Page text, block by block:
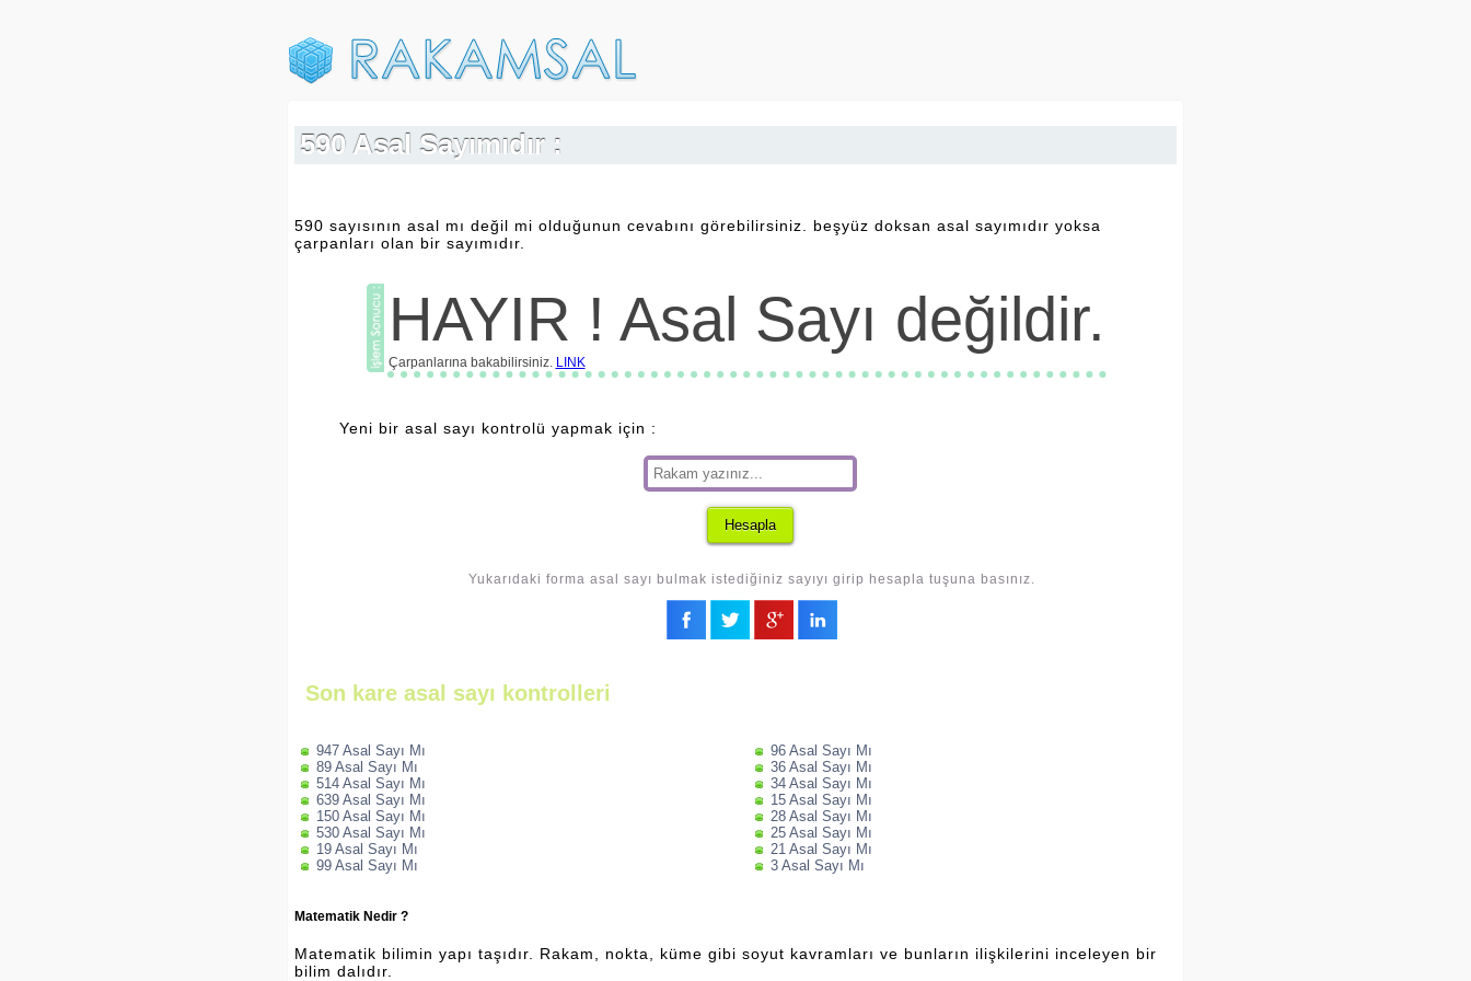
590 Asal Sayımıdır :
590 sayısının asal mı değil mi olduğunun cevabını görebilirsiniz. beşyüz doksan asal sayımıdır yoksa
çarpanları olan bir sayımıdır.
HAYIR ! Asal Sayı değildir.
Çarpanlarına bakabilirsiniz. LINK
Yeni bir asal sayı kontrolü yapmak için :
Yukarıdaki forma asal sayı bulmak istediğiniz sayıyı girip hesapla tuşuna basınız.
Son kare asal sayı kontrolleri
947 Asal Sayı Mı
89 Asal Sayı Mı
514 Asal Sayı Mı
639 Asal Sayı Mı
150 Asal Sayı Mı
530 Asal Sayı Mı
19 Asal Sayı Mı
99 Asal Sayı Mı
96 Asal Sayı Mı
36 Asal Sayı Mı
34 Asal Sayı Mı
15 Asal Sayı Mı
28 Asal Sayı Mı
25 Asal Sayı Mı
21 Asal Sayı Mı
3 Asal Sayı Mı
Matematik Nedir ?
Matematik bilimin yapı taşıdır. Rakam, nokta, küme gibi soyut kavramları ve bunların ilişkilerini inceleyen bir
bilim dalıdır.